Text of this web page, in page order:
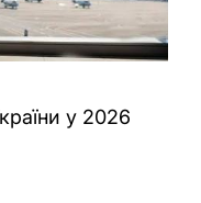
у 2026